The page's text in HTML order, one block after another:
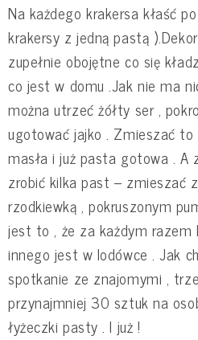
Na każdego krakersa kłaść
krakersy z jedną pastą
zupełnie obojętne co się
co jest w domu .Jak nie ma
można utrzeć żółty ser ,
ugotować jajko . Zmieszać
masła i już pasta gotowa . A
zrobić kilka past – zmieszać
rzodkiewką , pokruszonym
jest to , że za każdym razem
innego jest w lodówce . Jak
spotkanie ze znajomymi ,
przynajmniej 30 sztuk na
łyżeczki pasty . I już !